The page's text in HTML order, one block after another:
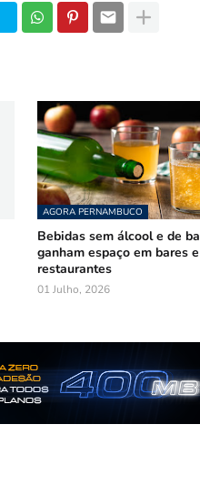
AGORA PERNAMBUCO
Bebidas sem álcool e de
ganham espaço em bares e
restaurantes
01 Julho, 2026